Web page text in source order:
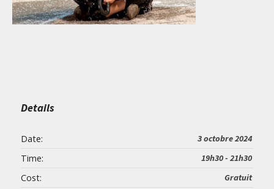
Details
Date: 3 octobre 2024
Time: 19h30 - 21h30
Cost: Gratuit